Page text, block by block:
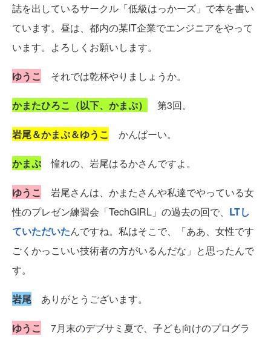
誌を出しているサークル「低級はっかーズ」で本を書い
ています。昼は、都内の某IT企業でエンジニアをやって
います。よろしくお願いします。
ゆうこ それでは乾杯やりましょうか。
かまたひろこ（以下、かまぷ） 第3回。
岩尾＆かまぷ＆ゆうこ かんぱーい。
かまぷ憧れの、岩尾はるかさんですよ。
ゆうこ
岩尾さんは、かまたさんや私達でやっている女
性のプレゼン練習会「TechGIRL」の過去の回で、 LTし
ていただいたんですね。私はそこで、「ああ、女性です
ごくかっこいい技術者の方がいるんだな」と思ったんで
す。
岩尾 ありがとうございます。
ゆうこ
7月末のデブサミ夏で、子ども向けのプログラ